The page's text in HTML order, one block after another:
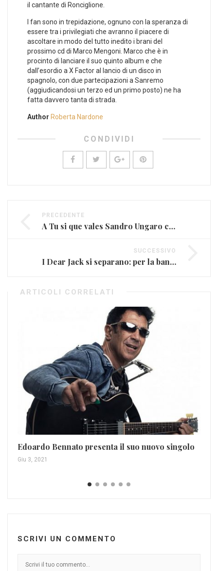
il cantante di Ronciglione.
I fan sono in trepidazione, ognuno con la speranza di
essere tra i privilegiati che avranno il piacere di
ascoltare in modo del tutto inedito i brani del
prossimo cd di Marco Mengoni. Marco che è in
procinto di lanciare il suo quinto album e che
dall’esordio a X Factor al lancio di un disco in
spagnolo, con due partecipazioni a Sanremo
(aggiudicandosi un terzo ed un primo posto) ne ha
fatta davvero tanta di strada.
Author Roberta Nardone
CONDIVIDI
PRECEDENTE
A Tu si que vales Sandro Ungaro canta per la figlia scomparsa
SUCCESSIVO
I Dear Jack si separano: per la band è la fine!
ARTICOLI CORRELATI
Edoardo Bennato presenta il suo nuovo singolo
Giu 3, 2021
SCRIVI UN COMMENTO